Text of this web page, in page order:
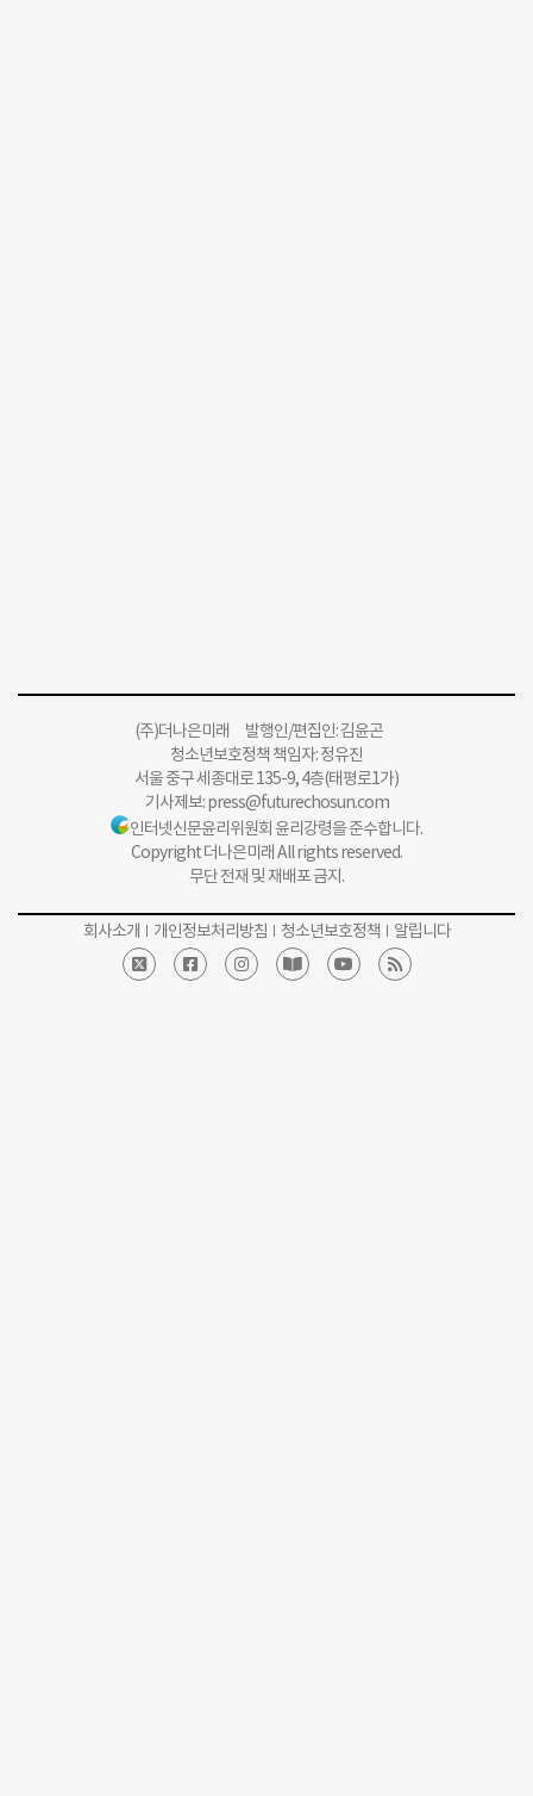
(주)더나은미래 발행인/편집인: 김윤곤
청소년보호정책 책임자: 정유진
서울 중구 세종대로 135-9, 4층(태평로1가)
기사제보:press@futurechosun.com
인터넷신문윤리위원회 윤리강령을 준수합니다.
Copyright 더나은미래 All rights reserved.
무단 전재 및 재배포 금지.
회사소개 개인정보처리방침 청소년보호정책 알립니다